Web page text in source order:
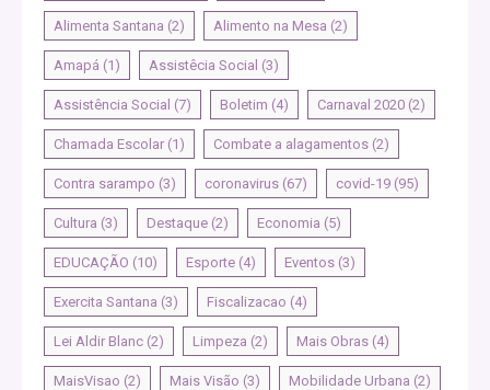
Alimenta Santana (2) Alimento na Mesa (2)
Amapá (1) Assistêcia Social (3)
Assistência Social (7) Boletim (4) Carnaval 2020 (2)
Chamada Escolar (1) Combate a alagamentos (2)
Contra sarampo (3) coronavirus (67) covid-19 (95)
Cultura (3) Destaque (2) Economia (5)
EDUCAÇÃO (10) Esporte (4) Eventos (3)
Exercita Santana (3) Fiscalizacao (4)
Lei Aldir Blanc (2) Limpeza (2) Mais Obras (4)
MaisVisao (2) Mais Visão (3) Mobilidade Urbana (2)